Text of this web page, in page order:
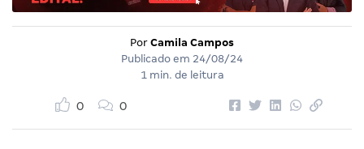
Por Camila Campos
Publicado em 24/08/24
1 min. de leitura
0 0